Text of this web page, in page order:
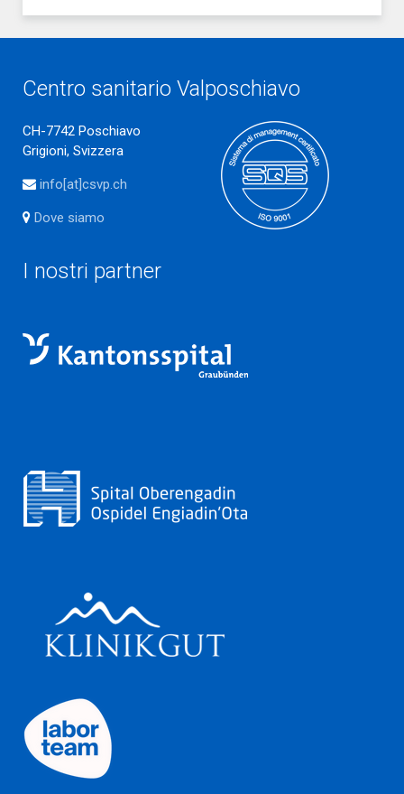
Centro sanitario Valposchiavo
CH-7742 Poschiavo
Grigioni, Svizzera
info[at]csvp.ch
Dove siamo
I nostri partner